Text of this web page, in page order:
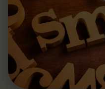
Intelligent
Vi giver